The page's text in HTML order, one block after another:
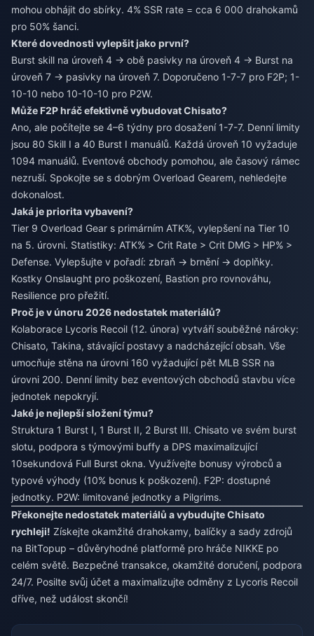
mohou obhájit do sbírky. 4% SSR rate = cca 6 000 drahokamů
pro 50% šanci.
Které dovednosti vylepšit jako první?
Burst skill na úroveň 4 → obě pasivky na úroveň 4 → Burst na
úroveň 7 → pasivky na úroveň 7. Doporučeno 1-7-7 pro F2P; 1-
10-10 nebo 10-10-10 pro P2W.
Může F2P hráč efektivně vybudovat Chisato?
Ano, ale počítejte se 4–6 týdny pro dosažení 1-7-7. Denní limity
jsou 80 Skill I a 40 Burst I manuálů. Každá úroveň 10 vyžaduje
1094 manuálů. Eventové obchody pomohou, ale časový rámec
nezruší. Spokojte se s dobrým Overload Gearem, nehledejte
dokonalost.
Jaká je priorita vybavení?
Tier 9 Overload Gear s primárním ATK%, vylepšení na Tier 10
na 5. úrovni. Statistiky: ATK% > Crit Rate > Crit DMG > HP% >
Defense. Vylepšujte v pořadí: zbraň → brnění → doplňky.
Kostky Onslaught pro poškození, Bastion pro rovnováhu,
Resilience pro přežití.
Proč je v únoru 2026 nedostatek materiálů?
Kolaborace Lycoris Recoil (12. února) vytváří souběžné nároky:
Chisato, Takina, stávající postavy a nadcházející obsah. Vše
umocňuje stěna na úrovni 160 vyžadující pět MLB SSR na
úrovni 200. Denní limity bez eventových obchodů stavbu více
jednotek nepokryjí.
Jaké je nejlepší složení týmu?
Struktura 1 Burst I, 1 Burst II, 2 Burst III. Chisato ve svém burst
slotu, podpora s týmovými buffy a DPS maximalizující
10sekundová Full Burst okna. Využívejte bonusy výrobců a
typové výhody (10% bonus k poškození). F2P: dostupné
jednotky. P2W: limitované jednotky a Pilgrims.
Překonejte nedostatek materiálů a vybudujte Chisato
rychleji! Získejte okamžité drahokamy, balíčky a sady zdrojů
na BitTopup – důvěryhodné platformě pro hráče NIKKE po
celém světě. Bezpečné transakce, okamžité doručení, podpora
24/7. Posilte svůj účet a maximalizujte odměny z Lycoris Recoil
dříve, než událost skončí!